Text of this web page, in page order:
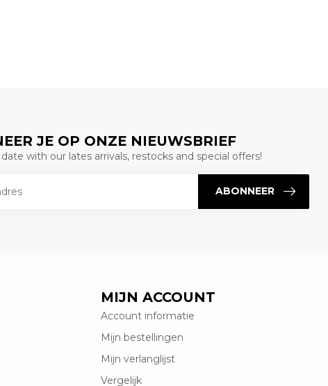
JE OP ONZE NIEUWSBRIEF
with our lates arrivals, restocks and special offers!
ABONNEER
MIJN ACCOUNT
Account informatie
Mijn bestellingen
Mijn verlanglijst
Vergelijk